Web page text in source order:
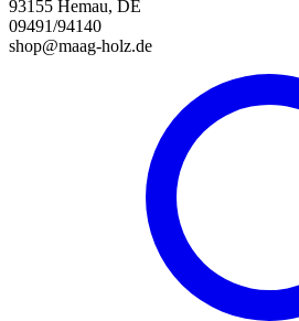
93155 Hemau, DE
09491/94140
shop@maag-holz.de